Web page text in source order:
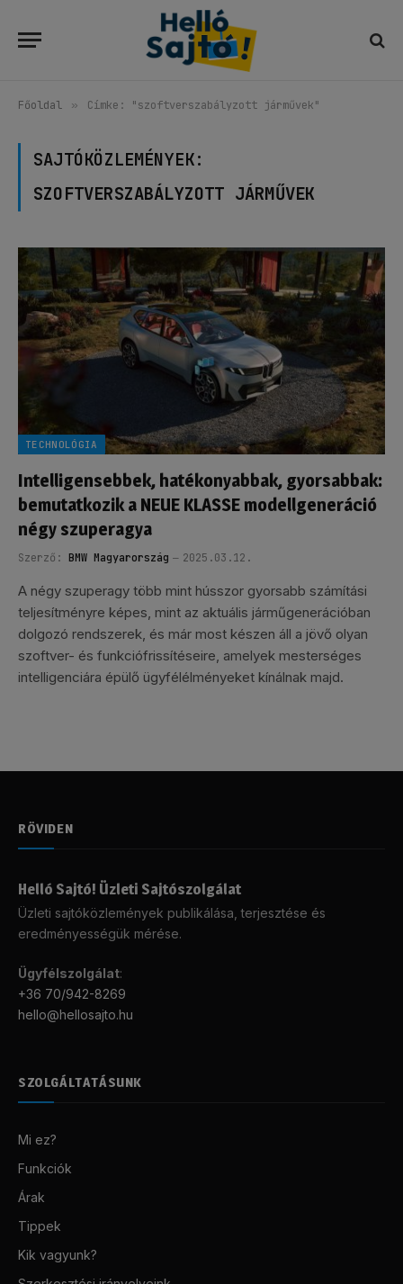
Főoldal » Címke: "szoftverszabályzott járművek"
SAJTÓKÖZLEMÉNYEK:
SZOFTVERSZABÁLYZOTT JÁRMŰVEK
TECHNOLÓGIA
Intelligensebbek, hatékonyabbak, gyorsabbak:
bemutatkozik a NEUE KLASSE modellgeneráció
négy szuperagya
Szerző: BMW Magyarország 2025.03.12.
A négy szuperagy több mint hússzor gyorsabb számítási
teljesítményre képes, mint az aktuális járműgenerációban
dolgozó rendszerek, és már most készen áll a jövő olyan
szoftver- és funkciófrissítéseire, amelyek mesterséges
intelligenciára épülő ügyfélélményeket kínálnak majd.
RÖVIDEN
Helló Sajtó! Üzleti Sajtószolgálat
Üzleti sajtóközlemények publikálása, terjesztése és
eredményességük mérése.
Ügyfélszolgálat:
+36 70/942-8269
hello@hellosajto.hu
SZOLGÁLTATÁSUNK
Mi ez?
Funkciók
Árak
Tippek
Kik vagyunk?